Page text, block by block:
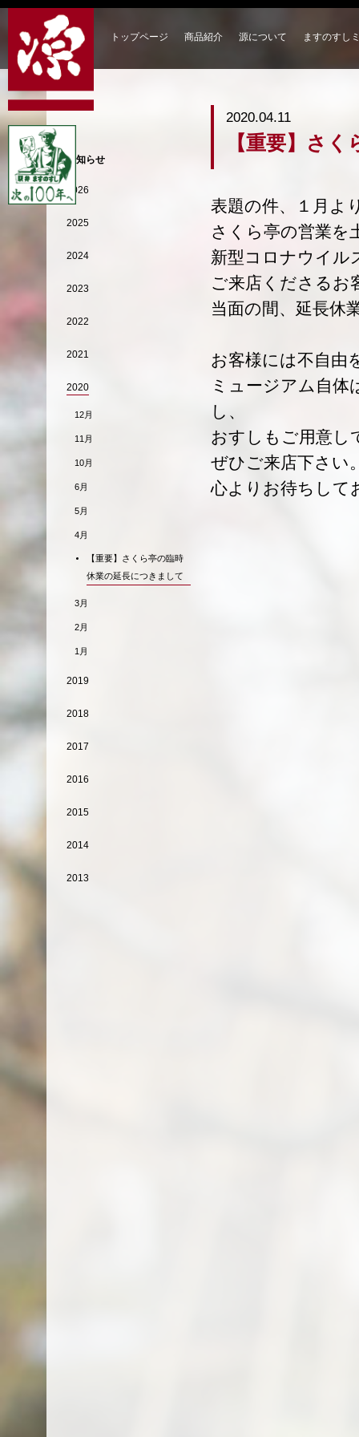
トップページ 商品紹介 源について ますのすし
2020.04.11
【重要】さ
表題の件、１月よ
さくら亭の営業を
新型コロナウイル
ご来店くださるお
当面の間、延長休
お客様には不自由
ミュージアム自体
し、
おすしもご用意し
ぜひご来店下さい
心よりお待ちして
お知らせ
2026
2025
2024
2023
2022
2021
2020
12月
11月
10月
6月
5月
4月
【重要】さくら亭の臨時
休業の延長につきまして
3月
2月
1月
2019
2018
2017
2016
2015
2014
2013